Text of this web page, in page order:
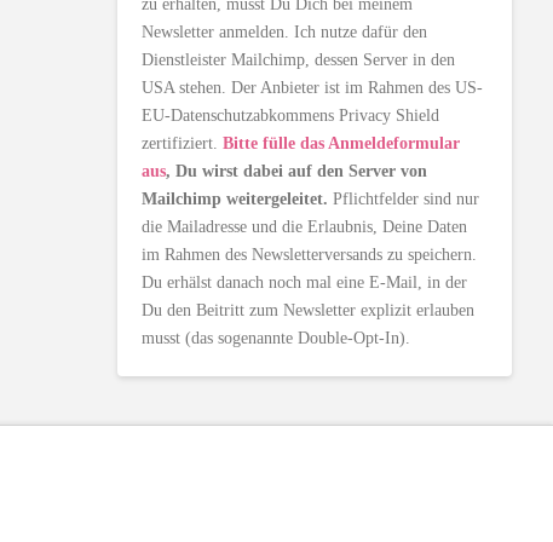
zu erhalten, musst Du Dich bei meinem
Newsletter anmelden. Ich nutze dafür den
Dienstleister Mailchimp, dessen Server in den
USA stehen. Der Anbieter ist im Rahmen des US-
EU-Datenschutzabkommens Privacy Shield
zertifiziert.Bitte fülle das Anmeldeformular
aus, Du wirst dabei auf den Server von
Mailchimp weitergeleitet. Pflichtfelder sind nur
die Mailadresse und die Erlaubnis, Deine Daten
im Rahmen des Newsletterversands zu speichern.
Du erhälst danach noch mal eine E-Mail, in der
Du den Beitritt zum Newsletter explizit erlauben
musst (das sogenannte Double-Opt-In).